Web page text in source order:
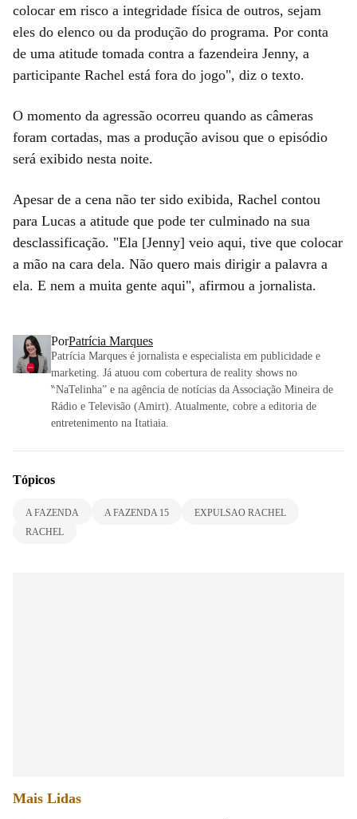
colocar em risco a integridade física de outros, sejam
eles do elenco ou da produção do programa. Por conta
de uma atitude tomada contra a fazendeira Jenny, a
participante Rachel está fora do jogo", diz o texto.
O momento da agressão ocorreu quando as câmeras
foram cortadas, mas a produção avisou que o episódio
será exibido nesta noite.
Apesar de a cena não ter sido exibida, Rachel contou
para Lucas a atitude que pode ter culminado na sua
desclassificação. "Ela [Jenny] veio aqui, tive que colocar
a mão na cara dela. Não quero mais dirigir a palavra a
ela. E nem a muita gente aqui", afirmou a jornalista.
PorPatrícia Marques
Patrícia Marques é jornalista e especialista em publicidade e
marketing. Já atuou com cobertura de reality shows no
‶NaTelinha” e na agência de notícias da Associação Mineira de
Rádio e Televisão (Amirt). Atualmente, cobre a editoria de
entretenimento na Itatiaia.
Tópicos
A FAZENDA A FAZENDA 15
EXPULSAO RACHEL
RACHEL
Mais Lidas